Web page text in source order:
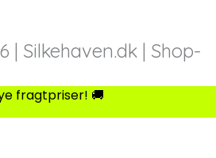
| Silkehaven.dk | Shop-
fragtpriser! 🚚